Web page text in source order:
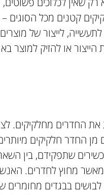
קטנים מכל הסוגים
לייצור של מוצרים
או להזיק למוצר
את החדרים מחלקיקים.
מן החדר חלקיקים
שתפקידם, בין
מאשר מחוץ לחדרים.
בבגדים מחומרים